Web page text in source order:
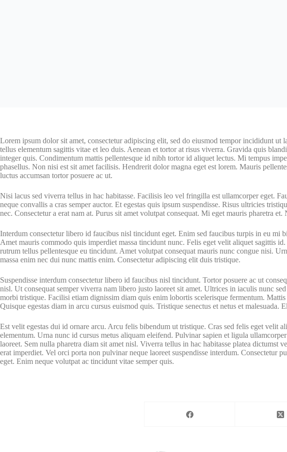
Lorem ipsum dolor sit amet, consectetur adipiscing elit, sed do eiusmod tempor incididunt
tellus elementum sagittis vitae et leo duis. Aenean et tortor at risus viverra. Gravida quis
integer quis. Condimentum mattis pellentesque id nibh tortor id aliquet lectus. Mi tempus
phasellus. Non nisi est sit amet facilisis. Hendrerit dolor magna eget est lorem. Mauris
luctus accumsan tortor posuere ac ut.
Nisi lacus sed viverra tellus in hac habitasse. Facilisis leo vel fringilla est ullamcorper eget.
neque convallis a cras semper auctor. Et egestas quis ipsum suspendisse. Risus ultricies
nec. Consectetur a erat nam at. Purus sit amet volutpat consequat. Mi eget mauris pharetra
Interdum consectetur libero id faucibus nisl tincidunt eget. Enim sed faucibus turpis in eu mi
Amet mauris commodo quis imperdiet massa tincidunt nunc. Felis eget velit aliquet sagittis
rutrum tellus pellentesque eu tincidunt. Amet volutpat consequat mauris nunc congue nisi.
massa enim nec dui nunc mattis enim. Consectetur adipiscing elit duis tristique.
Suspendisse interdum consectetur libero id faucibus nisl tincidunt. Tortor posuere ac ut
nisl. Ut consequat semper viverra nam libero justo laoreet sit amet. Ultrices in iaculis nunc
morbi tristique. Facilisi etiam dignissim diam quis enim lobortis scelerisque fermentum.
Quisque egestas diam in arcu cursus euismod quis. Tristique senectus et netus et
Est velit egestas dui id ornare arcu. Arcu felis bibendum ut tristique. Cras sed felis eget velit
elementum. Urna nunc id cursus metus aliquam eleifend. Pulvinar sapien et ligula
laoreet. Sem nulla pharetra diam sit amet nisl. Viverra tellus in hac habitasse platea
erat imperdiet. Vel orci porta non pulvinar neque laoreet suspendisse interdum. Consectetur
eget. Enim neque volutpat ac tincidunt vitae semper quis.